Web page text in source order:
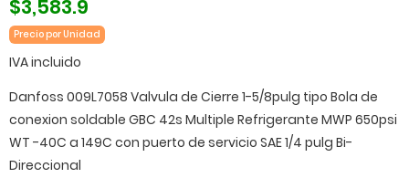
$3,583.9
Precio por Unidad
IVA incluido
Danfoss 009L7058 Valvula de Cierre 1-5/8pulg tipo Bola de
conexion soldable GBC 42s Multiple Refrigerante MWP 650psi
WT -40C a 149C con puerto de servicio SAE 1/4 pulg Bi-
Direccional